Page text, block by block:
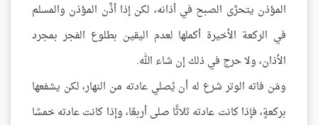
المؤذن يتحرَّى الصبح في أذانه، لكن إذا أذَّن المؤذن والمسلم
في الركعة الأخيرة أكملها لعدم اليقين بطلوع الفجر بمجرد
الأذان، ولا حرج في ذلك إن شاء الله.
ومَن فاته الوتر شرع له أن يُصلي عادته من النهار، لكن يشفعها
بركعةٍ، فإذا كانت عادته ثلاثًا صلى أربعًا، وإذا كانت عادته خمسًا